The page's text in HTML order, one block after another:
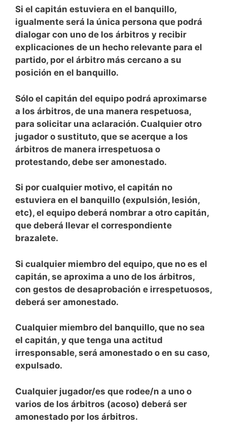
Si el capitán estuviera en el banquillo,
igualmente será la única persona que podrá
dialogar con uno de los árbitros y recibir
explicaciones de un hecho relevante para el
partido, por el árbitro más cercano a su
posición en el banquillo.
Sólo el capitán del equipo podrá aproximarse
a los árbitros, de una manera respetuosa,
para solicitar una aclaración. Cualquier otro
jugador o sustituto, que se acerque a los
árbitros de manera irrespetuosa o
protestando, debe ser amonestado.
Si por cualquier motivo, el capitán no
estuviera en el banquillo (expulsión, lesión,
etc), el equipo deberá nombrar a otro capitán,
que deberá llevar el correspondiente
brazalete.
Si cualquier miembro del equipo, que no es el
capitán, se aproxima a uno de los árbitros,
con gestos de desaprobación e irrespetuosos,
deberá ser amonestado.
Cualquier miembro del banquillo, que no sea
el capitán, y que tenga una actitud
irresponsable, será amonestado o en su caso,
expulsado.
Cualquier jugador/es que rodee/n a uno o
varios de los árbitros (acoso) deberá ser
amonestado por los árbitros.